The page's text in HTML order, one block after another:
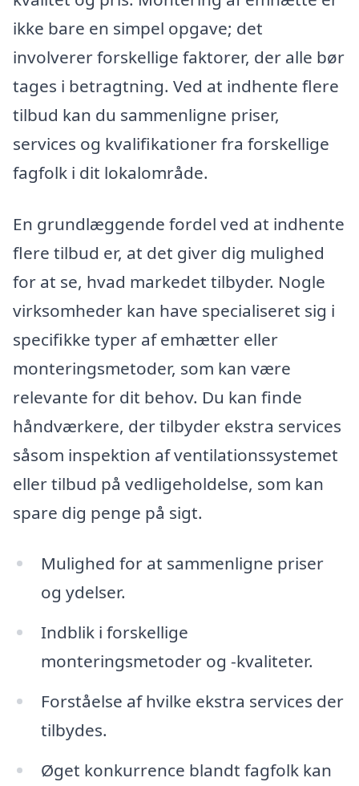
ikke bare en simpel opgave; det
involverer forskellige faktorer, der alle bør
tages i betragtning. Ved at indhente flere
tilbud kan du sammenligne priser,
services og kvalifikationer fra forskellige
fagfolk i dit lokalområde.
En grundlæggende fordel ved at indhente
flere tilbud er, at det giver dig mulighed
for at se, hvad markedet tilbyder. Nogle
virksomheder kan have specialiseret sig i
specifikke typer af emhætter eller
monteringsmetoder, som kan være
relevante for dit behov. Du kan finde
håndværkere, der tilbyder ekstra services
såsom inspektion af ventilationssystemet
eller tilbud på vedligeholdelse, som kan
spare dig penge på sigt.
Mulighed for at sammenligne priser
og ydelser.
Indblik i forskellige
monteringsmetoder og -kvaliteter.
Forståelse af hvilke ekstra services der
tilbydes.
Øget konkurrence blandt fagfolk kan